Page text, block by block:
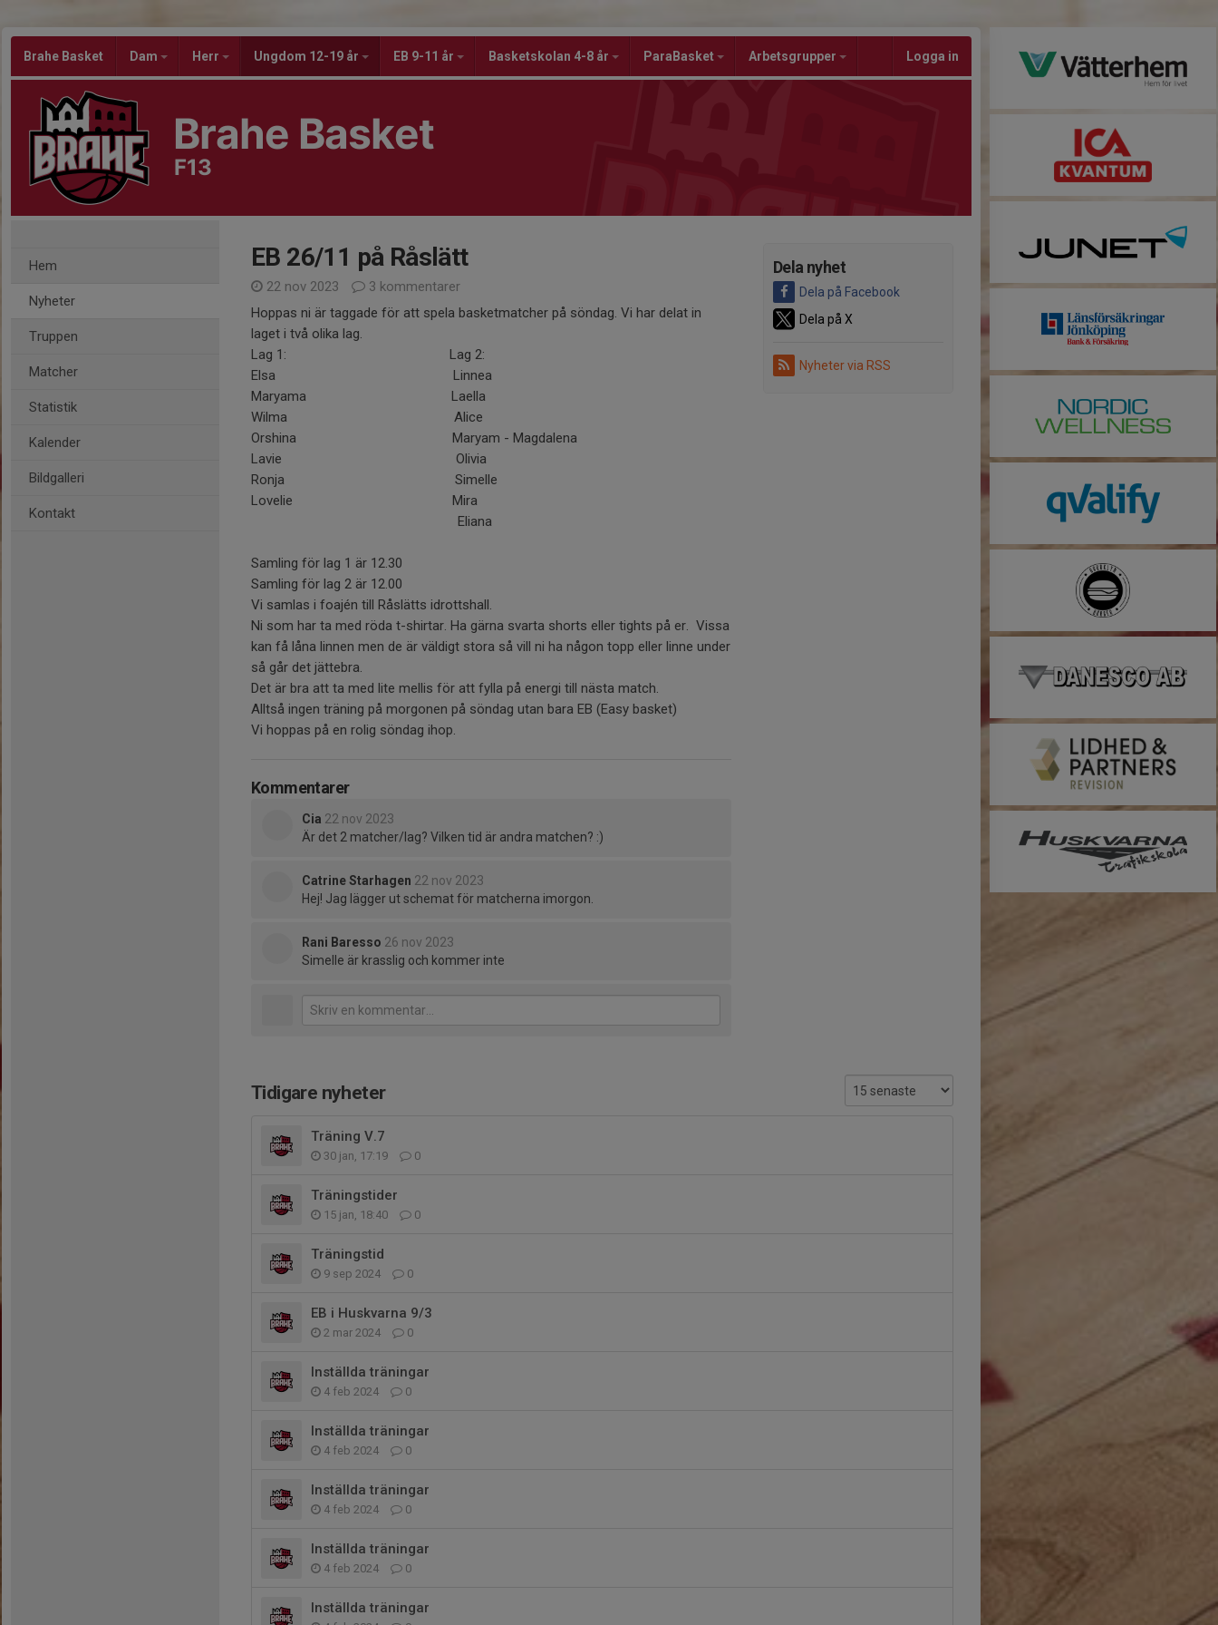
Brahe Basket Dam Herr Ungdom 12-19 år EB 9-11 år Basketskolan 4-8 år ParaBasket Arbetsgrupper Logga in
Brahe Basket
F13
Hem
Nyheter
Truppen
Matcher
Statistik
Kalender
Bildgalleri
Kontakt
Dela nyhet
Dela på Facebook
Dela på X
Nyheter via RSS
EB 26/11 på Råslätt
22 nov 2023
3 kommentarer
Hoppas ni är taggade för att spela basketmatcher på söndag. Vi har delat in
laget i två olika lag.
Lag 1: Lag 2:
Elsa Linnea
Maryama Laella
Wilma Alice
Orshina Maryam - Magdalena
Lavie Olivia
Ronja Simelle
Lovelie Mira
Eliana
Samling för lag 1 är 12.30
Samling för lag 2 är 12.00
Vi samlas i foajén till Råslätts idrottshall.
Ni som har ta med röda t-shirtar. Ha gärna svarta shorts eller tights på er. Vissa
kan få låna linnen men de är väldigt stora så vill ni ha någon topp eller linne under
så går det jättebra.
Det är bra att ta med lite mellis för att fylla på energi till nästa match.
Alltså ingen träning på morgonen på söndag utan bara EB (Easy basket)
Vi hoppas på en rolig söndag ihop.
Kommentarer
Cia 22 nov 2023
Är det 2 matcher/lag? Vilken tid är andra matchen? :)
Catrine Starhagen 22 nov 2023
Hej! Jag lägger ut schemat för matcherna imorgon.
Rani Baresso 26 nov 2023
Simelle är krasslig och kommer inte
Tidigare nyheter
Träning V.7
30 jan, 17:19 0
Träningstider
15 jan, 18:40 0
Träningstid
9 sep 2024 0
EB i Huskvarna 9/3
2 mar 2024 0
Inställda träningar
4 feb 2024 0
Inställda träningar
4 feb 2024 0
Inställda träningar
4 feb 2024 0
Inställda träningar
4 feb 2024 0
Inställda träningar